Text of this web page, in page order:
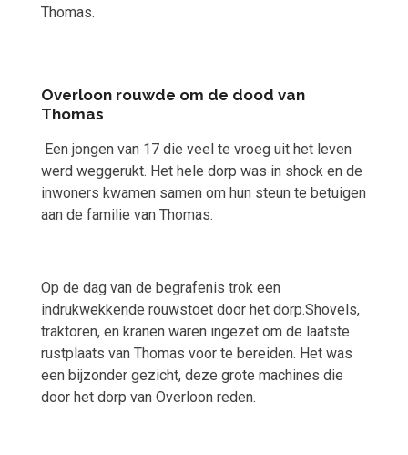
Thomas.
Overloon rouwde om de dood van
Thomas
Een jongen van 17 die veel te vroeg uit het leven
werd weggerukt. Het hele dorp was in shock en de
inwoners kwamen samen om hun steun te betuigen
aan de familie van Thomas.
Op de dag van de begrafenis trok een
indrukwekkende rouwstoet door het dorp.Shovels,
traktoren, en kranen waren ingezet om de laatste
rustplaats van Thomas voor te bereiden. Het was
een bijzonder gezicht, deze grote machines die
door het dorp van Overloon reden.